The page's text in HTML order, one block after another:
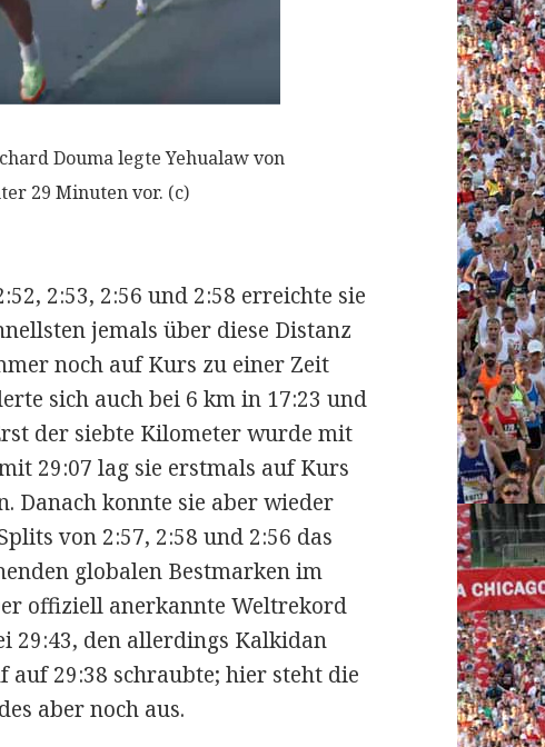
Douma legte Yehualaw von
29 Minuten vor. (c)
2:53, 2:56 und 2:58 erreichte sie
jemals über diese Distanz
noch auf Kurs zu einer Zeit
sich auch bei 6 km in 17:23 und
der siebte Kilometer wurde mit
29:07 lag sie erstmals auf Kurs
Danach konnte sie aber wieder
von 2:57, 2:58 und 2:56 das
globalen Bestmarken im
offiziell anerkannte Weltrekord
29:43, den allerdings Kalkidan
auf 29:38 schraubte; hier steht die
aber noch aus.